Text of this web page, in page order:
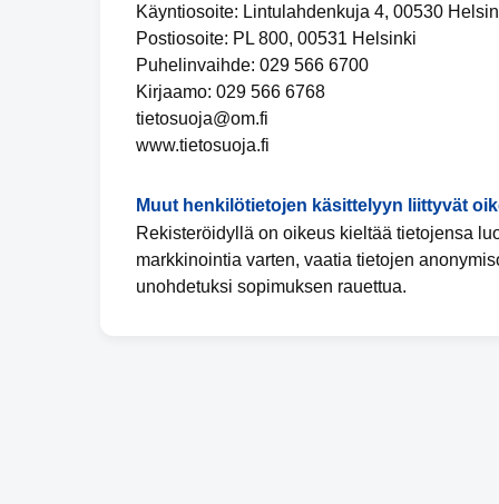
Käyntiosoite: Lintulahdenkuja 4, 00530
Postiosoite: PL 800, 00531 Helsinki
Puhelinvaihde: 029 566 6700
Kirjaamo: 029 566 6768
tietosuoja@om.fi
www.tietosuoja.fi
Muut henkilötietojen käsittelyyn liittyvät
Rekisteröidyllä on oikeus kieltää tietojensa
markkinointia varten, vaatia tietojen
unohdetuksi sopimuksen rauettua.